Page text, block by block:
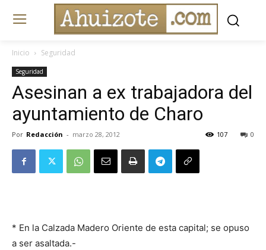
Inicio Seguridad
Seguridad
Asesinan a ex trabajadora del
ayuntamiento de Charo
Por Redacción - marzo 28, 2012 0
107
* En la Calzada Madero Oriente de esta capital; se opuso
a ser asaltada.-